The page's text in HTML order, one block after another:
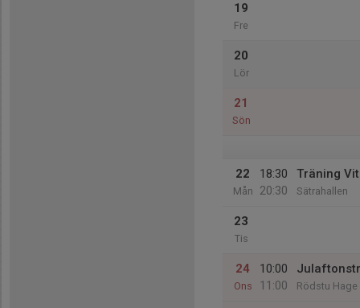
19
Fre
20
Lör
21
Sön
22
Mån
18:30
20:30
Träning
Sätrahallen
23
Tis
24
Ons
10:00
11:00
Rödstu Hage